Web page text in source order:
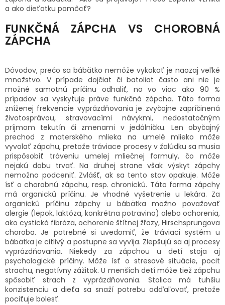
VETERINA
SENIORI
Prihlásenie
a ako dieťatku pomôcť?
FUNKČNÁ ZÁPCHA VS CHOROBNÁ
ZÁPCHA
Dôvodov, prečo sa bábätko nemôže vykakať je naozaj veľké
množstvo. V prípade dojčiat či batoliat často ani nie je
možné samotnú príčinu odhaliť, no vo viac ako 90 %
prípadov sa vyskytuje práve funkčná zápcha. Táto forma
zníženej frekvencie vyprázdňovania je zvyčajne zapríčinená
životosprávou, stravovacími návykmi, nedostatočným
príjmom tekutín či zmenami v jedálničku. Len obyčajný
prechod z materského mlieka na umelé mlieko môže
vyvolať zápchu, pretože tráviace procesy v žalúdku sa musia
prispôsobiť tráveniu umelej mliečnej formuly, čo môže
nejakú dobu trvať. Na druhej strane však výskyt zápchy
nemožno podceniť. Zvlášť, ak sa tento stav opakuje. Môže
ísť o chorobnú zápchu, resp. chronickú. Táto forma zápchy
má organickú príčinu. Je vhodné vyšetrenie u lekára. Za
organickú príčinu zápchy u bábätka možno považovať
alergie (lepok, laktóza, konkrétna potravina) alebo ochorenia,
ako cystická fibróza, ochorenie štítnej žľazy, Hirschsprungova
choroba. Je potrebné si uvedomiť, že tráviaci systém u
bábätka je citlivý a postupne sa vyvíja. Zlepšujú sa aj procesy
vyprázdňovania. Niekedy za zápchou u detí stoja aj
psychologické príčiny. Môže ísť o stresové situácie, pocit
strachu, negatívny zážitok. U menších detí môže tiež zápchu
spôsobiť strach z vyprázdňovania. Stolica má tuhšiu
konzistenciu a dieťa sa snaží potrebu odďaľovať, pretože
pociťuje bolesť.